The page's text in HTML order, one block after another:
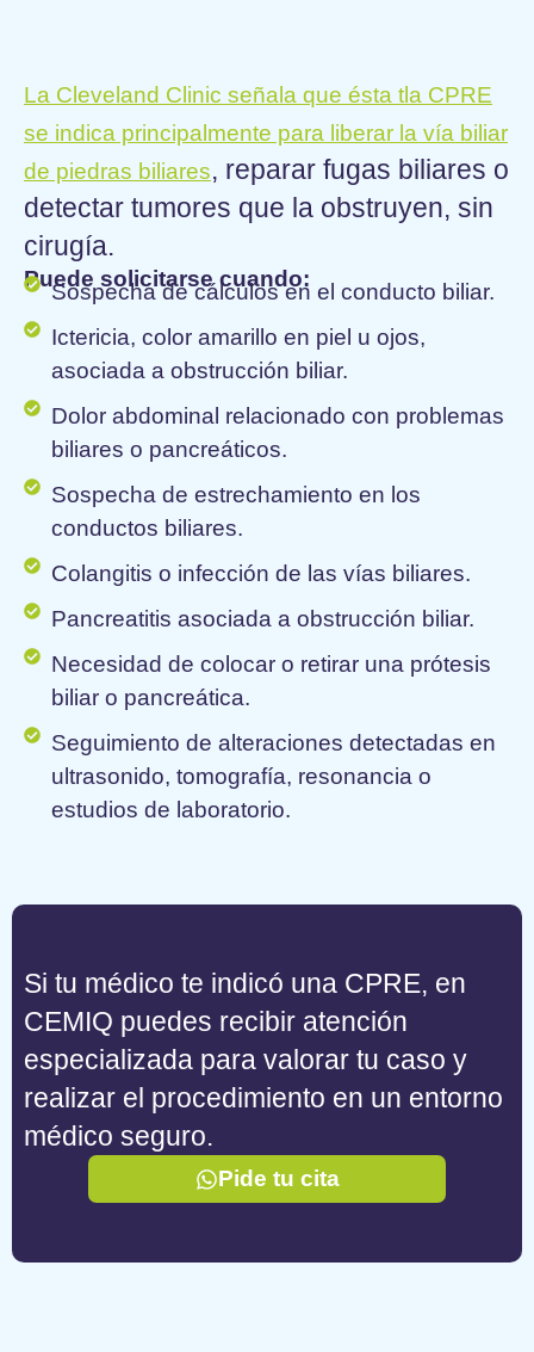
La Cleveland Clinic señala que ésta tla CPRE
se indica principalmente para liberar la vía biliar
de piedras biliares, reparar fugas biliares o
detectar tumores que la obstruyen, sin
cirugía.
Puede solicitarse cuando:
Sospecha de cálculos en el conducto biliar.
Ictericia, color amarillo en piel u ojos,
asociada a obstrucción biliar.
Dolor abdominal relacionado con problemas
biliares o pancreáticos.
Sospecha de estrechamiento en los
conductos biliares.
Colangitis o infección de las vías biliares.
Pancreatitis asociada a obstrucción biliar.
Necesidad de colocar o retirar una prótesis
biliar o pancreática.
Seguimiento de alteraciones detectadas en
ultrasonido, tomografía, resonancia o
estudios de laboratorio.
Si tu médico te indicó una CPRE, en
CEMIQ puedes recibir atención
especializada para valorar tu caso y
realizar el procedimiento en un entorno
médico seguro.
Pide tu cita